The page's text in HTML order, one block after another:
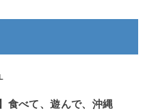
食べて、遊んで、沖縄